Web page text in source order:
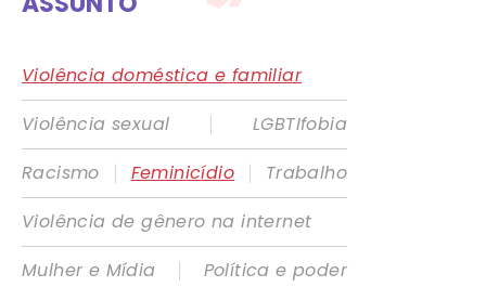
Violência doméstica e familiar
Violência sexual
|
LGBTIfobia
Racismo
| Feminicídio |
Trabalho
Violência de gênero na internet
Mulher e Mídia
|
Política e poder